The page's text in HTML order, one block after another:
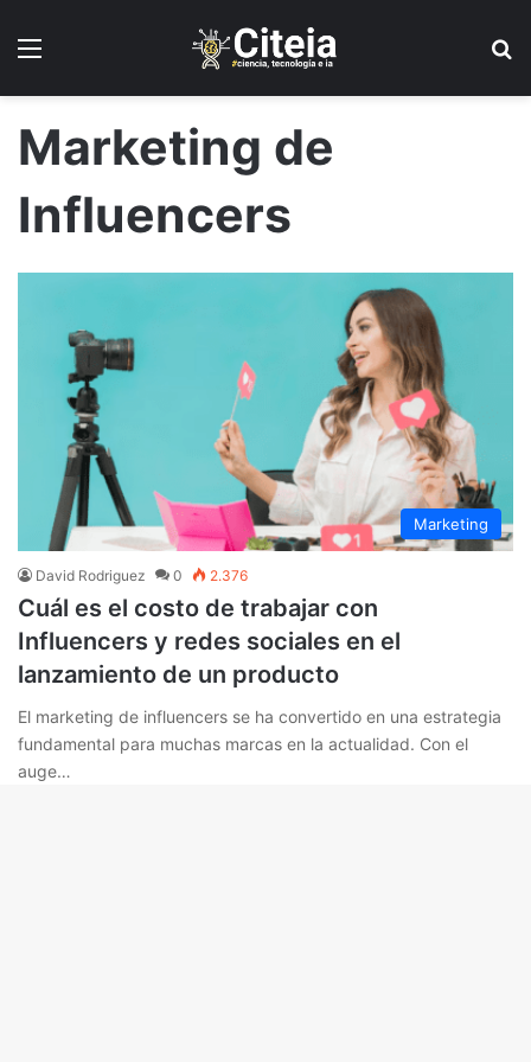
Marketing de
Influencers
Marketing
David Rodriguez 0 2.376
Cuál es el costo de trabajar con
Influencers y redes sociales en el
lanzamiento de un producto
El marketing de influencers se ha convertido en una estrategia
fundamental para muchas marcas en la actualidad. Con el
auge…